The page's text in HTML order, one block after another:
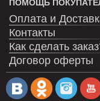
Оплата и
Контакты
Как сделать
Договор оферты